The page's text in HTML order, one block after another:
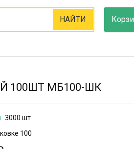
НАЙТИ
100ШТ МБ100-ШК
3000 шт
100